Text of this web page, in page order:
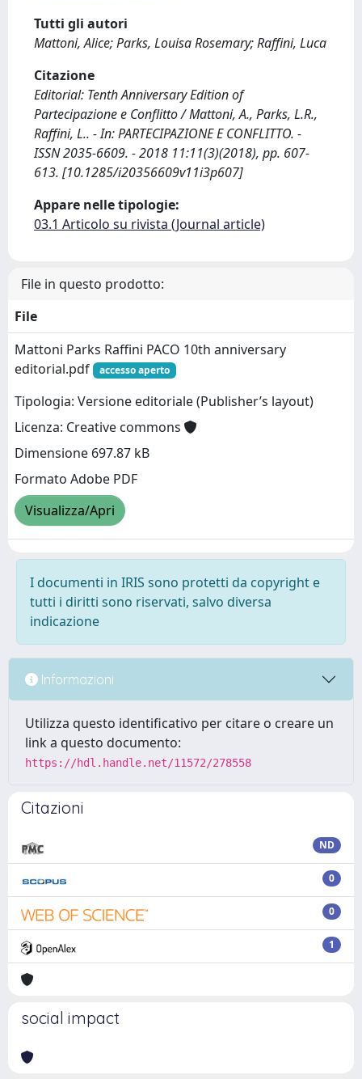
Tutti gli autori
Mattoni, Alice; Parks, Louisa Rosemary; Raffini, Luca
Citazione
Editorial: Tenth Anniversary Edition of
Partecipazione e Conflitto / Mattoni, A., Parks, L.R.,
Raffini, L.. - In: PARTECIPAZIONE E CONFLITTO. -
ISSN 2035-6609. - 2018 11:11(3)(2018), pp. 607-
613. [10.1285/i20356609v11i3p607]
Appare nelle tipologie:
03.1 Articolo su rivista (Journal article)
File in questo prodotto:
File
Mattoni Parks Raffini PACO 10th anniversary
editorial.pdf
accesso aperto
Tipologia: Versione editoriale (Publisher’s layout)
Licenza: Creative commons
Dimensione 697.87 kB
Formato Adobe PDF
Visualizza/Apri
I documenti in IRIS sono protetti da copyright e
tutti i diritti sono riservati, salvo diversa
indicazione
Informazioni
Utilizza questo identificativo per citare o creare un
link a questo documento:
https://hdl.handle.net/11572/278558
Citazioni
ND
0
0
1
social impact